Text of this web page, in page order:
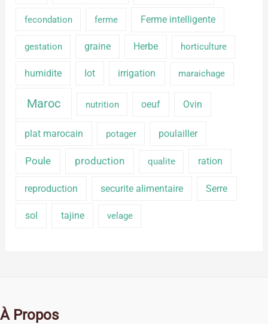
fecondation ferme Ferme intelligente
gestation graine Herbe horticulture
humidite Iot irrigation maraichage
Maroc nutrition oeuf Ovin
plat marocain potager poulailler
Poule production qualite ration
reproduction securite alimentaire Serre
sol tajine velage
À Propos